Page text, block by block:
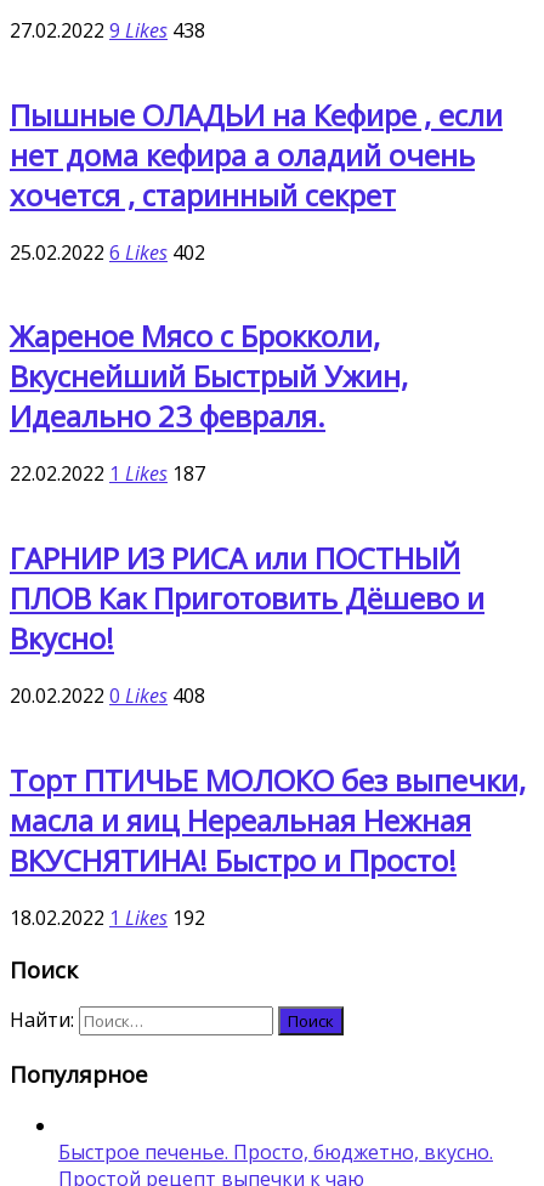
27.02.2022 9 Likes 438
Пышные ОЛАДЬИ на Кефире , если
нет дома кефира а оладий очень
хочется , старинный секрет
25.02.2022 6 Likes 402
Жареное Мясо с Брокколи,
Вкуснейший Быстрый Ужин,
Идеально 23 февраля.
22.02.2022 1 Likes 187
ГАРНИР ИЗ РИСА или ПОСТНЫЙ
ПЛОВ Как Приготовить Дёшево и
Вкусно!
20.02.2022 0 Likes 408
Торт ПТИЧЬЕ МОЛОКО без выпечки,
масла и яиц Нереальная Нежная
ВКУСНЯТИНА! Быстро и Просто!
18.02.2022 1 Likes 192
Поиск
Найти:
Популярное
Быстрое печенье. Просто, бюджетно, вкусно.
Простой рецепт выпечки к чаю